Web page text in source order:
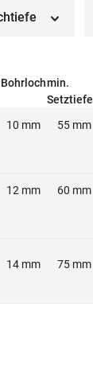
min.
Setztiefe
10 mm 55 mm
12 mm 60 mm
14 mm 75 mm